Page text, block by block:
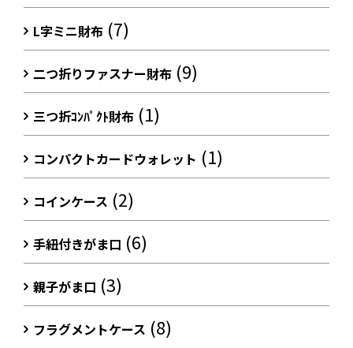
L字ミニ財布 (7)
二つ折りファスナー財布 (9)
三つ折ｺﾝﾊﾟｸﾄ財布 (1)
コンパクトカードウォレット (1)
コインケース (2)
手紐付きがま口 (6)
親子がま口 (3)
フラグメントケース (8)